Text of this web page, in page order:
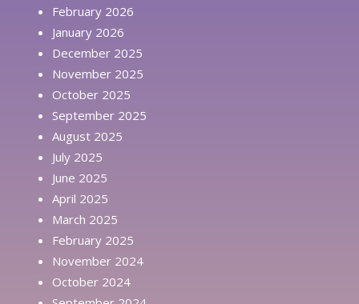
February 2026
January 2026
December 2025
November 2025
October 2025
September 2025
August 2025
July 2025
June 2025
April 2025
March 2025
February 2025
November 2024
October 2024